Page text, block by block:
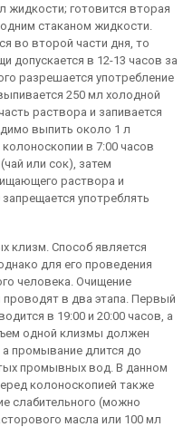
жидкости; готовится вторая
стаканом жидкости.
во второй части дня, то
допускается в 12-13 часов за
разрешается употребление
250 мл холодной
раствора и запивается
выпить около 1 л
в 7:00 часов
или сок), затем
раствора и
употреблять
клизм. Способ является
для его проведения
человека. Очищение
в два этапа. Первый
в 19:00 и 20:00 часов, а
одной клизмы должен
а промывание длится до
промывных вод. В данном
колоноскопией также
слабительного (можно
масла или 100 мл